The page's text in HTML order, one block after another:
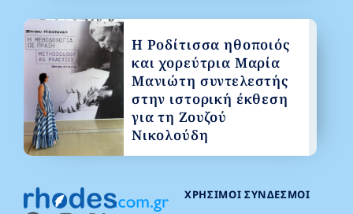
ΧΡΉΣΙΜΟΙ ΣΎΝΔΕΣΜΟΙ
Η Ροδίτισσα ηθοποιός
και χορεύτρια Μαρία
Μανιώτη συντελεστής
στην ιστορική έκθεση
για τη Ζουζού
Νικολούδη